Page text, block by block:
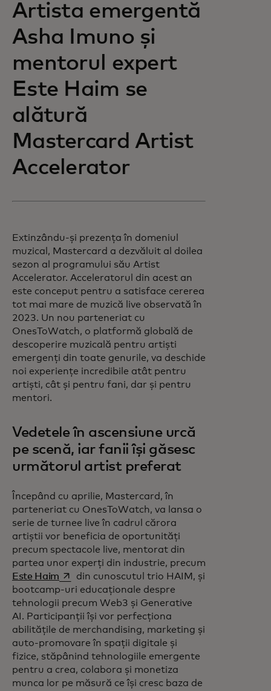
Artista emergentă
Asha Imuno și
mentorul expert
Este Haim se
alătură
Mastercard Artist
Accelerator
Extinzându-și prezența în domeniul
muzical, Mastercard a dezvăluit al doilea
sezon al programului său Artist
Accelerator. Acceleratorul din acest an
este conceput pentru a satisface cererea
tot mai mare de muzică live observată în
2023. Un nou parteneriat cu
OnesToWatch, o platformă globală de
descoperire muzicală pentru artiști
emergenți din toate genurile, va deschide
noi experiențe incredibile atât pentru
artiști, cât și pentru fani, dar și pentru
mentori.
Vedetele în ascensiune urcă
pe scenă, iar fanii își găsesc
următorul artist preferat
Începând cu aprilie, Mastercard, în
parteneriat cu OnesToWatch, va lansa o
serie de turnee live în cadrul cărora
artiștii vor beneficia de oportunități
precum spectacole live, mentorat din
partea unor experți din industrie, precum
Este Haim opens in a new tab
din cunoscutul trio HAIM, și
bootcamp-uri educaționale despre
tehnologii precum Web3 și Generative
AI. Participanții își vor perfecționa
abilitățile de merchandising, marketing și
auto-promovare în spații digitale și
fizice, stăpânind tehnologiile emergente
pentru a crea, colabora și monetiza
munca lor pe măsură ce își cresc baza de